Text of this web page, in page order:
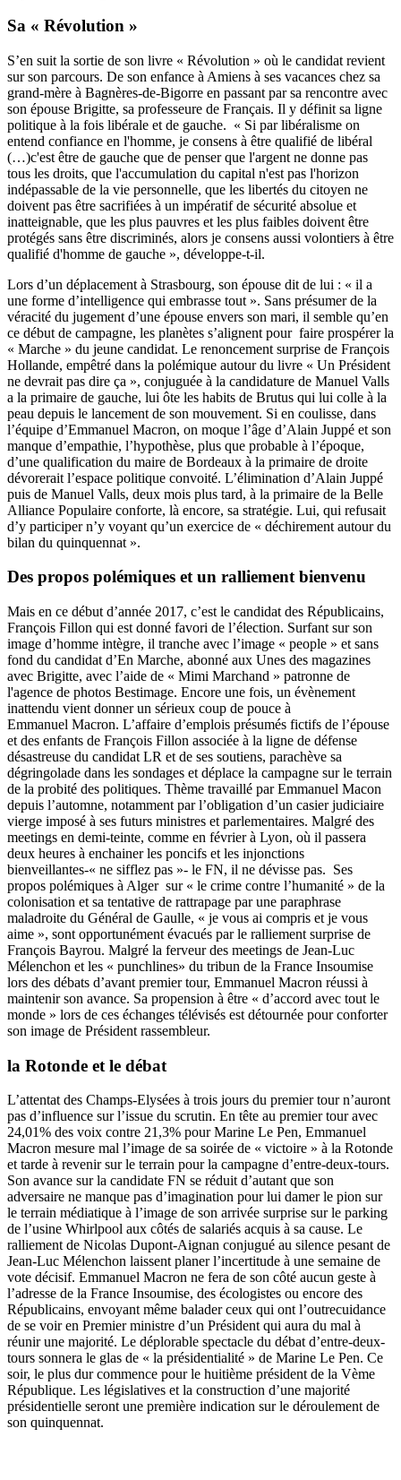
Sa « Révolution »
S’en suit la sortie de son livre « Révolution » où le candidat revient
sur son parcours. De son enfance à Amiens à ses vacances chez sa
grand-mère à Bagnères-de-Bigorre en passant par sa rencontre avec
son épouse Brigitte, sa professeure de Français. Il y définit sa ligne
politique à la fois libérale et de gauche. « Si par libéralisme on
entend confiance en l'homme, je consens à être qualifié de libéral
(…)c'est être de gauche que de penser que l'argent ne donne pas
tous les droits, que l'accumulation du capital n'est pas l'horizon
indépassable de la vie personnelle, que les libertés du citoyen ne
doivent pas être sacrifiées à un impératif de sécurité absolue et
inatteignable, que les plus pauvres et les plus faibles doivent être
protégés sans être discriminés, alors je consens aussi volontiers à être
qualifié d'homme de gauche », développe-t-il.
Lors d’un déplacement à Strasbourg, son épouse dit de lui : « il a
une forme d’intelligence qui embrasse tout ». Sans présumer de la
véracité du jugement d’une épouse envers son mari, il semble qu’en
ce début de campagne, les planètes s’alignent pour faire prospérer la
« Marche » du jeune candidat. Le renoncement surprise de François
Hollande, empêtré dans la polémique autour du livre « Un Président
ne devrait pas dire ça », conjuguée à la candidature de Manuel Valls
a la primaire de gauche, lui ôte les habits de Brutus qui lui colle à la
peau depuis le lancement de son mouvement. Si en coulisse, dans
l’équipe d’Emmanuel Macron, on moque l’âge d’Alain Juppé et son
manque d’empathie, l’hypothèse, plus que probable à l’époque,
d’une qualification du maire de Bordeaux à la primaire de droite
dévorerait l’espace politique convoité. L’élimination d’Alain Juppé
puis de Manuel Valls, deux mois plus tard, à la primaire de la Belle
Alliance Populaire conforte, là encore, sa stratégie. Lui, qui refusait
d’y participer n’y voyant qu’un exercice de « déchirement autour du
bilan du quinquennat ».
Des propos polémiques et un ralliement bienvenu
Mais en ce début d’année 2017, c’est le candidat des Républicains,
François Fillon qui est donné favori de l’élection. Surfant sur son
image d’homme intègre, il tranche avec l’image « people » et sans
fond du candidat d’En Marche, abonné aux Unes des magazines
avec Brigitte, avec l’aide de « Mimi Marchand » patronne de
l'agence de photos Bestimage. Encore une fois, un évènement
inattendu vient donner un sérieux coup de pouce à
Emmanuel Macron. L’affaire d’emplois présumés fictifs de l’épouse
et des enfants de François Fillon associée à la ligne de défense
désastreuse du candidat LR et de ses soutiens, parachève sa
dégringolade dans les sondages et déplace la campagne sur le terrain
de la probité des politiques. Thème travaillé par Emmanuel Macon
depuis l’automne, notamment par l’obligation d’un casier judiciaire
vierge imposé à ses futurs ministres et parlementaires. Malgré des
meetings en demi-teinte, comme en février à Lyon, où il passera
deux heures à enchainer les poncifs et les injonctions
bienveillantes-« ne sifflez pas »- le FN, il ne dévisse pas. Ses
propos polémiques à Alger sur « le crime contre l’humanité » de la
colonisation et sa tentative de rattrapage par une paraphrase
maladroite du Général de Gaulle, « je vous ai compris et je vous
aime », sont opportunément évacués par le ralliement surprise de
François Bayrou. Malgré la ferveur des meetings de Jean-Luc
Mélenchon et les « punchlines» du tribun de la France Insoumise
lors des débats d’avant premier tour, Emmanuel Macron réussi à
maintenir son avance. Sa propension à être « d’accord avec tout le
monde » lors de ces échanges télévisés est détournée pour conforter
son image de Président rassembleur.
la Rotonde et le débat
L’attentat des Champs-Elysées à trois jours du premier tour n’auront
pas d’influence sur l’issue du scrutin. En tête au premier tour avec
24,01% des voix contre 21,3% pour Marine Le Pen, Emmanuel
Macron mesure mal l’image de sa soirée de « victoire » à la Rotonde
et tarde à revenir sur le terrain pour la campagne d’entre-deux-tours.
Son avance sur la candidate FN se réduit d’autant que son
adversaire ne manque pas d’imagination pour lui damer le pion sur
le terrain médiatique à l’image de son arrivée surprise sur le parking
de l’usine Whirlpool aux côtés de salariés acquis à sa cause. Le
ralliement de Nicolas Dupont-Aignan conjugué au silence pesant de
Jean-Luc Mélenchon laissent planer l’incertitude à une semaine de
vote décisif. Emmanuel Macron ne fera de son côté aucun geste à
l’adresse de la France Insoumise, des écologistes ou encore des
Républicains, envoyant même balader ceux qui ont l’outrecuidance
de se voir en Premier ministre d’un Président qui aura du mal à
réunir une majorité. Le déplorable spectacle du débat d’entre-deux-
tours sonnera le glas de « la présidentialité » de Marine Le Pen. Ce
soir, le plus dur commence pour le huitième président de la Vème
République. Les législatives et la construction d’une majorité
présidentielle seront une première indication sur le déroulement de
son quinquennat.